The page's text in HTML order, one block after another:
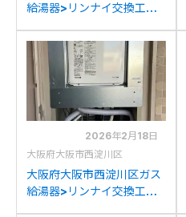
給湯器>リンナイ交換工事
2403TNからリンナイ
RUJ-A2400T(A)への交換
2026年2月18日
大阪府大阪市西淀川区
大阪府大阪市西淀川区ガス
給湯器>リンナイ交換工事